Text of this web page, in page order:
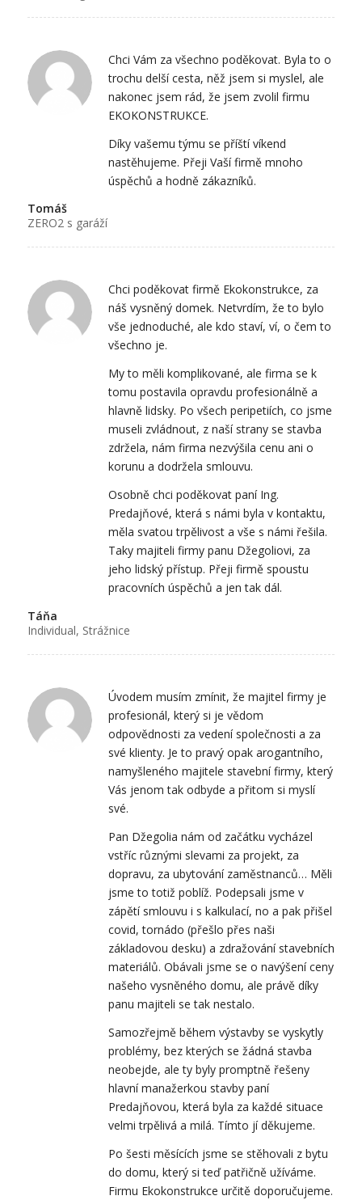
Chci Vám za všechno poděkovat. Byla to o
trochu delší cesta, něž jsem si myslel, ale
nakonec jsem rád, že jsem zvolil firmu
EKOKONSTRUKCE.
Díky vašemu týmu se příští víkend
nastěhujeme. Přeji Vaší firmě mnoho
úspěchů a hodně zákazníků.
Tomáš
ZERO2 s garáží
Chci poděkovat firmě Ekokonstrukce, za
náš vysněný domek. Netvrdím, že to bylo
vše jednoduché, ale kdo staví, ví, o čem to
všechno je.
My to měli komplikované, ale firma se k
tomu postavila opravdu profesionálně a
hlavně lidsky. Po všech peripetiích, co jsme
museli zvládnout, z naší strany se stavba
zdržela, nám firma nezvýšila cenu ani o
korunu a dodržela smlouvu.
Osobně chci poděkovat paní Ing.
Predajňové, která s námi byla v kontaktu,
měla svatou trpělivost a vše s námi řešila.
Taky majiteli firmy panu Džegoliovi, za
jeho lidský přístup. Přeji firmě spoustu
pracovních úspěchů a jen tak dál.
Táňa
Individual, Strážnice
Úvodem musím zmínit, že majitel firmy je
profesionál, který si je vědom
odpovědnosti za vedení společnosti a za
své klienty. Je to pravý opak arogantního,
namyšleného majitele stavební firmy, který
Vás jenom tak odbyde a přitom si myslí
své.
Pan Džegolia nám od začátku vycházel
vstříc různými slevami za projekt, za
dopravu, za ubytování zaměstnanců… Měli
jsme to totiž poblíž. Podepsali jsme v
zápětí smlouvu i s kalkulací, no a pak přišel
covid, tornádo (přešlo přes naši
základovou desku) a zdražování stavebních
materiálů. Obávali jsme se o navýšení ceny
našeho vysněného domu, ale právě díky
panu majiteli se tak nestalo.
Samozřejmě během výstavby se vyskytly
problémy, bez kterých se žádná stavba
neobejde, ale ty byly promptně řešeny
hlavní manažerkou stavby paní
Predajňovou, která byla za každé situace
velmi trpělivá a milá. Tímto jí děkujeme.
Po šesti měsících jsme se stěhovali z bytu
do domu, který si teď patřičně užíváme.
Firmu Ekokonstrukce určitě doporučujeme.